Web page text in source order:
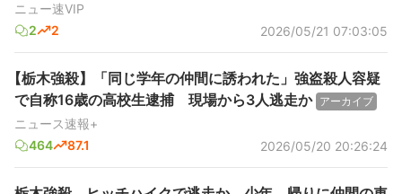
ニュー速VIP
2
2 2026/05/21 07:03:05
【栃木強殺】「同じ学年の仲間に誘われた」強盗殺人容疑
で自称16歳の高校生逮捕 現場から3人逃走か アーカイブ
ニュース速報+
464
87.1 2026/05/20 20:26:24